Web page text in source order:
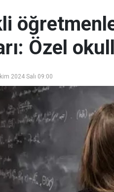
Özel
2024 Salı 09:00